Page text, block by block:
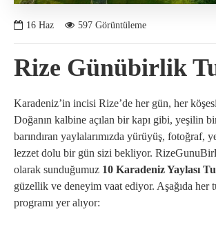
16 Haz 597 Görüntüleme
Rize Günübirlik
Karadeniz’in incisi Rize’de her gün, her
Doğanın kalbine açılan bir kapı gibi, yeşilin
barındıran yaylalarımızda yürüyüş, fotoğraf,
lezzet dolu bir gün sizi bekliyor.
olarak sunduğumuz 10 Karadeniz Yaylası
güzellik ve deneyim vaat ediyor. Aşağıda her
programı yer alıyor: